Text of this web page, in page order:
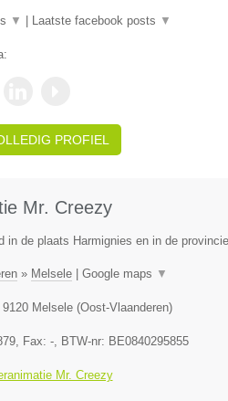
▼ Laatste facebook posts ▼
PROFIEL
Mr. Creezy
in de plaats Harmignies en in de
» Melsele| Google maps ▼
9120 Melsele(Oost-Vlaanderen)
, Fax: -, BTW-nr: BE0840295855
Mr. Creezy